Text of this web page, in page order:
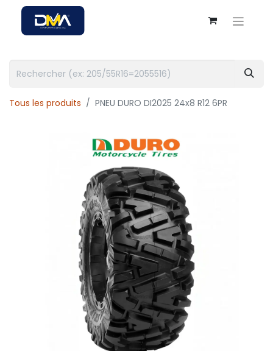
Tous les produits PNEU DURO DI2025 24x8 R12 6PR